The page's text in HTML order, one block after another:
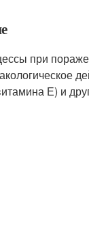
при
Е) и